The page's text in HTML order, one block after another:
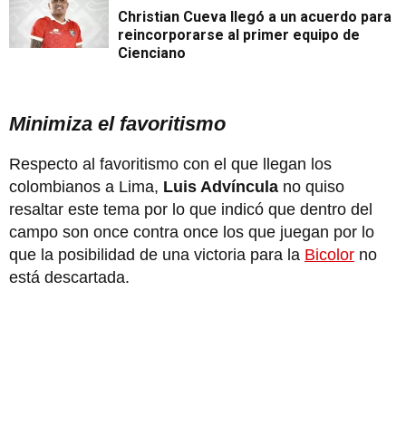
Christian Cueva llegó a un acuerdo para
reincorporarse al primer equipo de
Cienciano
Minimiza el favoritismo
Respecto al favoritismo con el que llegan los
colombianos a Lima, Luis Advíncula no quiso
resaltar este tema por lo que indicó que dentro del
campo son once contra once los que juegan por lo
que la posibilidad de una victoria para la Bicolor no
está descartada.